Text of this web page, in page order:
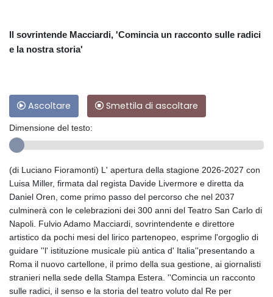
Il sovrintende Macciardi, 'Comincia un racconto sulle radici
e la nostra storia'
Ascoltare Smettila di ascoltare
Dimensione del testo:
(di Luciano Fioramonti) L' apertura della stagione 2026-2027 con
Luisa Miller, firmata dal regista Davide Livermore e diretta da
Daniel Oren, come primo passo del percorso che nel 2037
culminerà con le celebrazioni dei 300 anni del Teatro San Carlo di
Napoli. Fulvio Adamo Macciardi, sovrintendente e direttore
artistico da pochi mesi del lirico partenopeo, esprime l'orgoglio di
guidare ''l' istituzione musicale più antica d' Italia''presentando a
Roma il nuovo cartellone, il primo della sua gestione, ai giornalisti
stranieri nella sede della Stampa Estera. ''Comincia un racconto
sulle radici, il senso e la storia del teatro voluto dal Re per